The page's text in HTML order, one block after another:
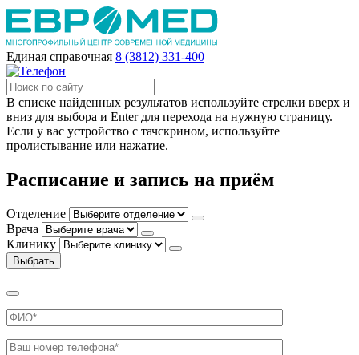
Единая справочная 8 (3812) 331-400
В списке найденных результатов используйте стрелки вверх и
вниз для выбора и Enter для перехода на нужную страницу.
Если у вас устройство с тачскрином, используйте
пролистывание или нажатие.
Расписание и запись на приём
Отделение
Врача
Клинику
Выбрать